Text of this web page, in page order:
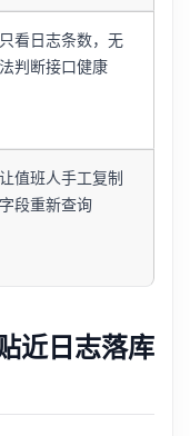
只看日志条数，无
法判断接口健康
让值班人手工复制
字段重新查询
近日志落库